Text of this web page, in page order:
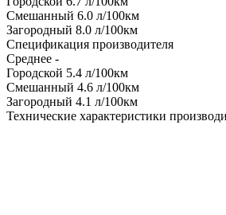
Смешанный 6.0 л/100км
Загородный 8.0 л/100км
Спецификация производителя
Среднее -
Городской 5.4 л/100км
Смешанный 4.6 л/100км
Загородный 4.1 л/100км
Технические характеристики